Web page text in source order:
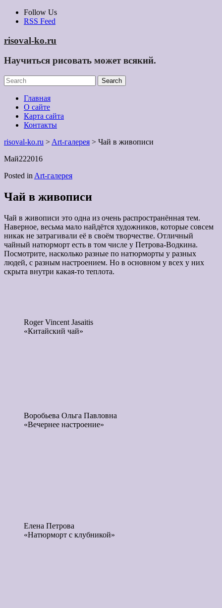
Skip
Follow Us
RSS Feed
risoval-ko.ru
Научиться рисовать может всякий.
Главная
О сайте
Карта сайта
Контакты
risoval-ko.ru > Art-галерея > Чай в живописи
Май222016
Posted in Art-галерея
Чай в живописи
Чай в живописи это одна из очень распространённая тем.
Наверное, весьма мало найдётся художников, которые совсем
никак не затрагивали её в своём творчестве. Отличный
чайный натюрморт есть в том числе у Петрова-Водкина.
Посмотрите, насколько разные по натюрморты у разных
людей, с разным настроением. Но в основном у всех у них
скрыта внутри какая-то теплота.
Roger Vincent Jasaitis
«Китайский чай»
Воробьева Ольга Павловна
«Вечернее настроение»
Елена Петрова
«Натюрморт с клубникой»